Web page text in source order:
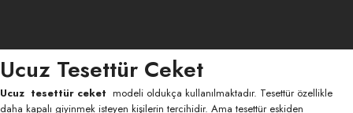
Ucuz Tesettür Ceket
Ucuz tesettür ceket modeli oldukça kullanılmaktadır. Tesettür özellikle
daha kapalı giyinmek isteyen kişilerin tercihidir. Ama tesettür eskiden